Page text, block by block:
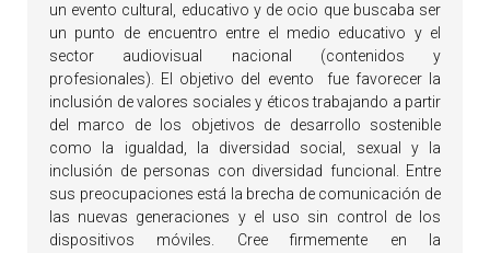
un evento cultural, educativo y de ocio que buscaba ser
un punto de encuentro entre el medio educativo y el
sector audiovisual nacional (contenidos y
profesionales). El objetivo del evento fue favorecer la
inclusión de valores sociales y éticos trabajando a partir
del marco de los objetivos de desarrollo sostenible
como la igualdad, la diversidad social, sexual y la
inclusión de personas con diversidad funcional. Entre
sus preocupaciones está la brecha de comunicación de
las nuevas generaciones y el uso sin control de los
dispositivos móviles. Cree firmemente en la